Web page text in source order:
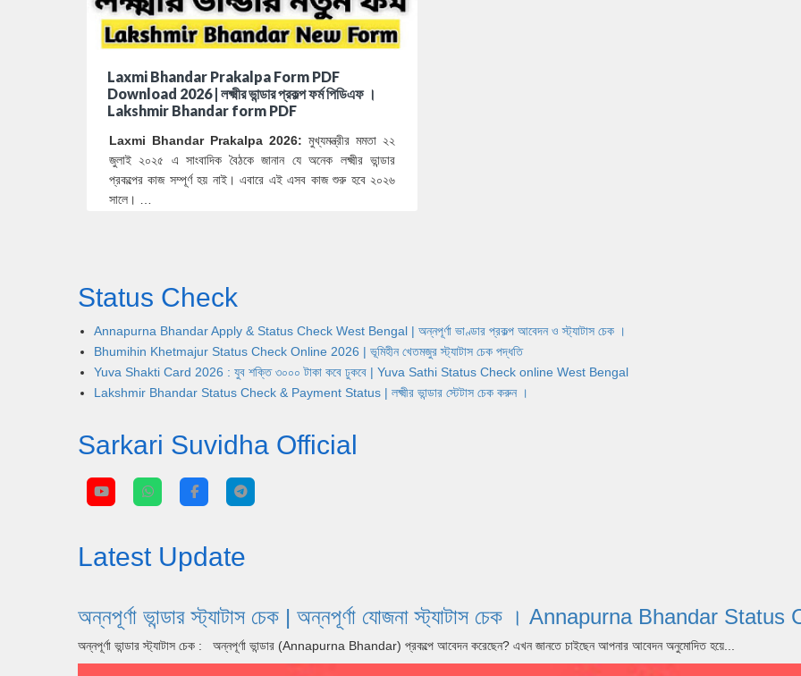
Laxmi Bhandar Prakalpa Form PDF
Download 2026 | লক্ষ্মীর ভান্ডার প্রকল্প ফর্ম পিডিএফ ।
Lakshmir Bhandar form PDF
Laxmi Bhandar Prakalpa 2026: মুখ্যমন্ত্রীর মমতা ২২
জুলাই ২০২৫ এ সাংবাদিক বৈঠকে জানান যে অনেক লক্ষ্মীর ভান্ডার
প্রকল্পের কাজ সম্পূর্ণ হয় নাই। এবারে এই এসব কাজ শুরু হবে ২০২৬
সালে। …
Status Check
Annapurna Bhandar Apply & Status Check West Bengal | অন্নপূর্ণা ভাণ্ডার প্রকল্প আবেদন ও স্ট্যাটাস চেক ।
Bhumihin Khetmajur Status Check Online 2026 | ভূমিহীন খেতমজুর স্ট্যাটাস চেক পদ্ধতি
Yuva Shakti Card 2026 : যুব শক্তি ৩০০০ টাকা কবে ঢুকবে | Yuva Sathi Status Check online West Bengal
Lakshmir Bhandar Status Check & Payment Status | লক্ষ্মীর ভান্ডার স্টেটাস চেক করুন ।
Sarkari Suvidha Official
Latest Update
অন্নপূর্ণা ভান্ডার স্ট্যাটাস চেক | অন্নপূর্ণা যোজনা স্ট্যাটাস চেক । Annapurna Bhandar
অন্নপূর্ণা ভান্ডার স্ট্যাটাস চেক : অন্নপূর্ণা ভান্ডার (Annapurna Bhandar) প্রকল্পে আবেদন করেছেন? এখন জানতে চাইছেন আপনার আবেদন অনুমোদিত হয়ে...